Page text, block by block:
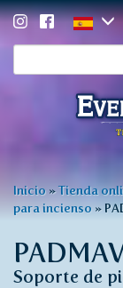
de
búsqueda
Usted
está
aquí
Inicio »Tienda
para incienso »
Soporte de